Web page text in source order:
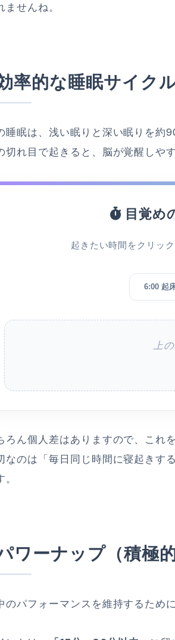
ませんね。
率的な睡眠サイク
睡眠は、浅い眠りと深い眠りを約
切れ目で起きると、脳が覚醒しや
目覚め
起きたい時間をクリッ
6:00 起
上
ろん個人差はありますので、これ
なのは「毎日同じ時間に寝起きす
ワーナップ（積極
のパフォーマンスを維持するため